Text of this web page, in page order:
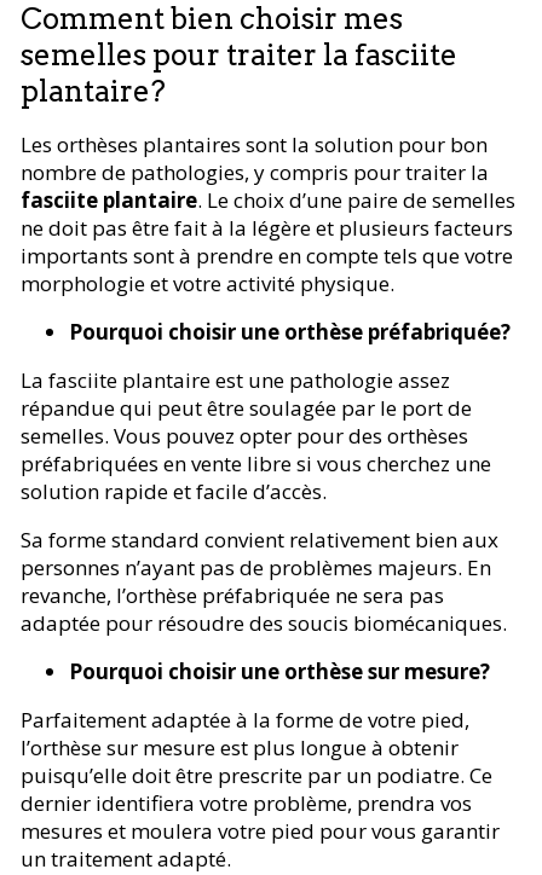
Comment bien choisir mes
semelles pour traiter la fasciite
plantaire?
Les orthèses plantaires sont la solution pour bon
nombre de pathologies, y compris pour traiter la
fasciite plantaire. Le choix d’une paire de semelles
ne doit pas être fait à la légère et plusieurs facteurs
importants sont à prendre en compte tels que votre
morphologie et votre activité physique.
Pourquoi choisir une orthèse préfabriquée?
La fasciite plantaire est une pathologie assez
répandue qui peut être soulagée par le port de
semelles. Vous pouvez opter pour des orthèses
préfabriquées en vente libre si vous cherchez une
solution rapide et facile d’accès.
Sa forme standard convient relativement bien aux
personnes n’ayant pas de problèmes majeurs. En
revanche, l’orthèse préfabriquée ne sera pas
adaptée pour résoudre des soucis biomécaniques.
Pourquoi choisir une orthèse sur mesure?
Parfaitement adaptée à la forme de votre pied,
l’orthèse sur mesure est plus longue à obtenir
puisqu’elle doit être prescrite par un podiatre. Ce
dernier identifiera votre problème, prendra vos
mesures et moulera votre pied pour vous garantir
un traitement adapté.